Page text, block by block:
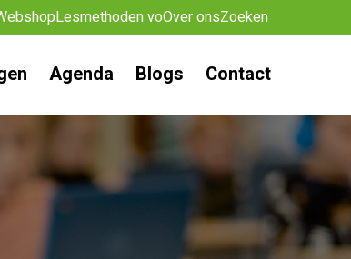
Lesmethoden voOver onsZoeken
Agenda Blogs Contact